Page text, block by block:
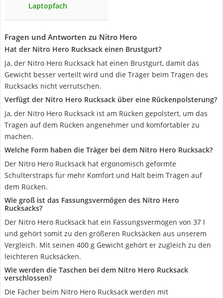
Laptopfach
Fragen und Antworten zu Nitro Hero
Hat der Nitro Hero Rucksack einen Brustgurt?
Ja, der Nitro Hero Rucksack hat einen Brustgurt, damit das
Gewicht besser verteilt wird und die Träger beim Tragen des
Rucksacks nicht verrutschen.
Verfügt der Nitro Hero Rucksack über eine Rückenpolsterung?
Ja, der Nitro Hero Rucksack ist am Rücken gepolstert, um das
Tragen auf dem Rücken angenehmer und komfortabler zu
machen.
Welche Form haben die Träger bei dem Nitro Hero Rucksack?
Der Nitro Hero Rucksack hat ergonomisch geformte
Schulterstraps für mehr Komfort und Halt beim Tragen auf
dem Rücken.
Wie groß ist das Fassungsvermögen des Nitro Hero
Rucksacks?
Der Nitro Hero Rucksack hat ein Fassungsvermögen von 37 l
und gehört somit zu den größeren Rucksäcken aus unserem
Vergleich. Mit seinen 400 g Gewicht gehört er zugleich zu den
leichteren Rucksäcken.
Wie werden die Taschen bei dem Nitro Hero Rucksack
verschlossen?
Die Fächer beim Nitro Hero Rucksack werden mit